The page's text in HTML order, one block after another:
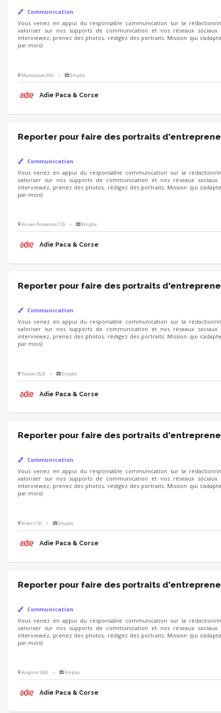
Communication
Vous venez en appui du responsable communication sur la
valoriser sur nos supports de communication et nos réseaux
interviewez, prenez des photos, rédigez des portraits. Mission qui
par mois)
Manosque (04) • Emploi
Adie Paca & Corse
Reporter pour faire des portraits
Communication
Vous venez en appui du responsable communication sur la
valoriser sur nos supports de communication et nos réseaux
interviewez, prenez des photos, rédigez des portraits. Mission qui
par mois)
Aix-en-Provence (13) • Emploi
Adie Paca & Corse
Reporter pour faire des portraits
Communication
Vous venez en appui du responsable communication sur la
valoriser sur nos supports de communication et nos réseaux
interviewez, prenez des photos, rédigez des portraits. Mission qui
par mois)
Toulon (83) • Emploi
Adie Paca & Corse
Reporter pour faire des portraits
Communication
Vous venez en appui du responsable communication sur la
valoriser sur nos supports de communication et nos réseaux
interviewez, prenez des photos, rédigez des portraits. Mission qui
par mois)
Arles (13) • Emploi
Adie Paca & Corse
Reporter pour faire des portraits
Communication
Vous venez en appui du responsable communication sur la
valoriser sur nos supports de communication et nos réseaux
interviewez, prenez des photos, rédigez des portraits. Mission qui
par mois)
Avignon (84) • Emploi
Adie Paca & Corse